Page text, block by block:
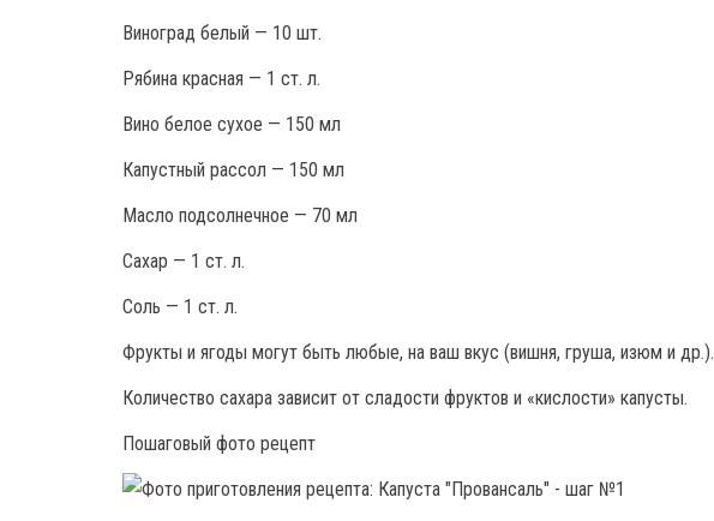
Виноград белый — 10 шт.
Рябина красная — 1 ст. л.
Вино белое сухое — 150 мл
Капустный рассол — 150 мл
Масло подсолнечное — 70 мл
Сахар — 1 ст. л.
Соль — 1 ст. л.
Фрукты и ягоды могут быть любые, на ваш вкус (вишня, груша, изюм и др.).
Количество сахара зависит от сладости фруктов и «кислости» капусты.
Пошаговый фото рецепт